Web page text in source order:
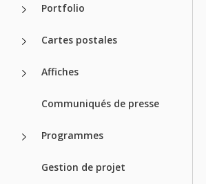
Portfolio
Cartes postales
Affiches
Communiqués de presse
Programmes
Gestion de projet